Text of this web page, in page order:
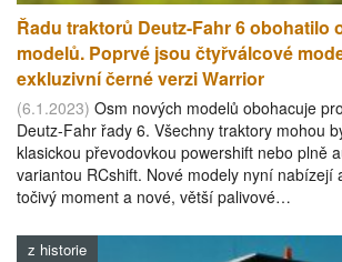
Řadu traktorů Deutz-Fahr 6 obohatilo
modelů. Poprvé jsou čtyřválcové
exkluzivní černé verzi Warrior
(6.1.2023) Osm nových modelů obohacuje
Deutz-Fahr řady 6. Všechny traktory mohou
klasickou převodovkou powershift nebo plně
variantou RCshift. Nové modely nyní nabízejí
točivý moment a nové, větší palivové…
z historie